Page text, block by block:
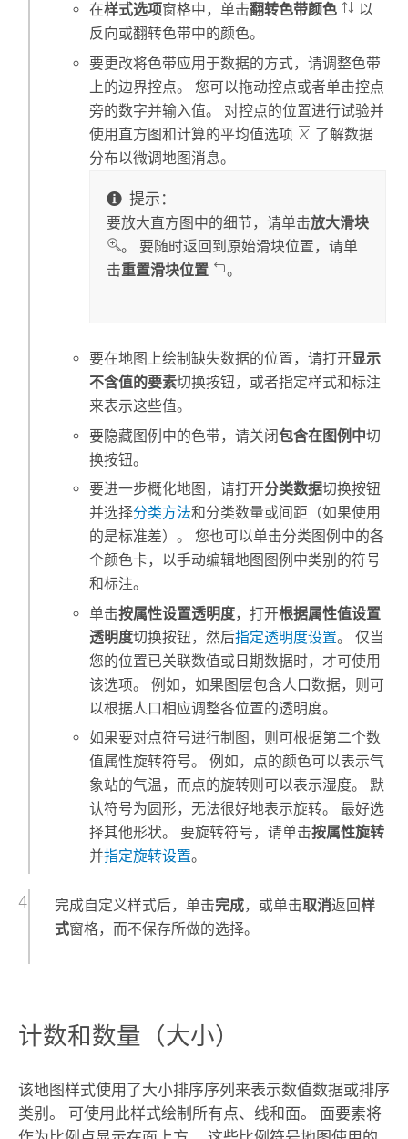
在样式选项窗格中，单击翻转色带颜色
以
反向或翻转色带中的颜色。
要更改将色带应用于数据的方式，请调整色带
上的边界控点。 您可以拖动控点或者单击控点
旁的数字并输入值。 对控点的位置进行试验并
使用直方图和计算的平均值选项
了解数据
分布以微调地图消息。
提示：
要放大直方图中的细节，请单击放大滑块
。 要随时返回到原始滑块位置，请单
击重置滑块位置 。
要在地图上绘制缺失数据的位置，请打开显示
不含值的要素切换按钮，或者指定样式和标注
来表示这些值。
要隐藏图例中的色带，请关闭包含在图例中切
换按钮。
要进一步概化地图，请打开分类数据切换按钮
并选择分类方法和分类数量或间距（如果使用
的是标准差）。 您也可以单击分类图例中的各
个颜色卡，以手动编辑地图图例中类别的符号
和标注。
单击按属性设置透明度，打开根据属性值设置
透明度切换按钮，然后指定透明度设置。 仅当
您的位置已关联数值或日期数据时，才可使用
该选项。 例如，如果图层包含人口数据，则可
以根据人口相应调整各位置的透明度。
如果要对点符号进行制图，则可根据第二个数
值属性旋转符号。 例如，点的颜色可以表示气
象站的气温，而点的旋转则可以表示湿度。 默
认符号为圆形，无法很好地表示旋转。 最好选
择其他形状。 要旋转符号，请单击按属性旋转
并指定旋转设置。
完成自定义样式后，单击完成，或单击取消返回样
式窗格，而不保存所做的选择。
计数和数量（大小）
该地图样式使用了大小排序序列来表示数值数据或排序
类别。 可使用此样式绘制所有点、线和面。 面要素将